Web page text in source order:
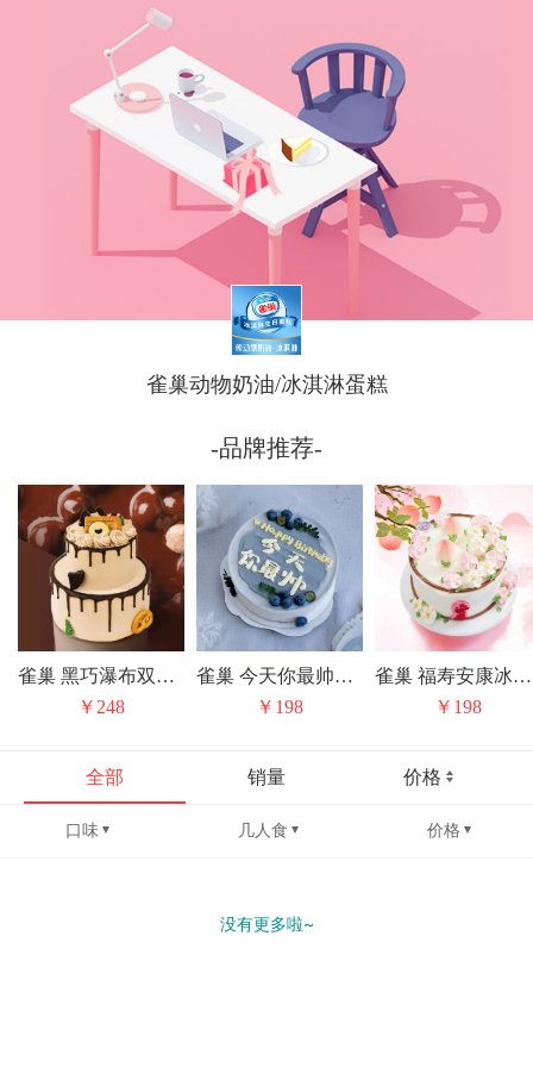
雀巢动物奶油/冰淇淋蛋糕
-品牌推荐-
雀巢 黑巧瀑布双层冰淇淋/水果动物奶油生日蛋糕（上层是固定水果夹心）
￥248
雀巢 今天你最帅冰淇淋/水果动物奶油生日蛋糕
￥198
雀巢 福寿安康冰淇淋/水果动物奶油生日蛋糕
￥198
全部 销量 价格
口味 几人食 价格
没有更多啦~